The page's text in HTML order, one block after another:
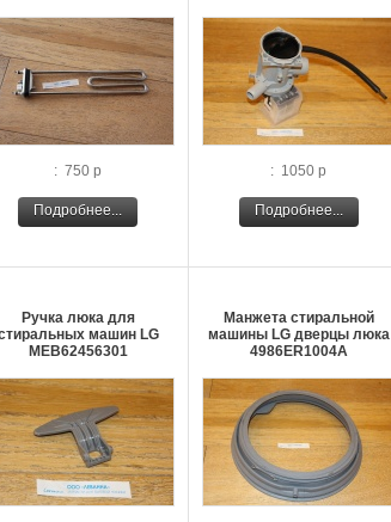
: 750 р
Подробнее...
: 1050 р
Подробнее...
Ручка люка для
машин LG
MEB62456301
Манжета стиральной
машины LG дверцы люка
4986ER1004A